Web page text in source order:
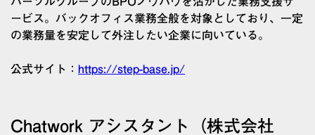
ービス。バックオフィス業務全般を対象としており、一定
の業務量を安定して外注したい企業に向いている。
公式サイト： https://step-base.jp/
Chatwork アシスタント（株式会社